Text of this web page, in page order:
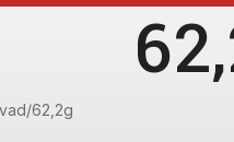
62,2g